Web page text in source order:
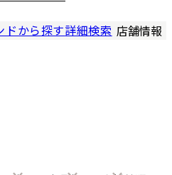
ドから探す詳細検索 店舗情報